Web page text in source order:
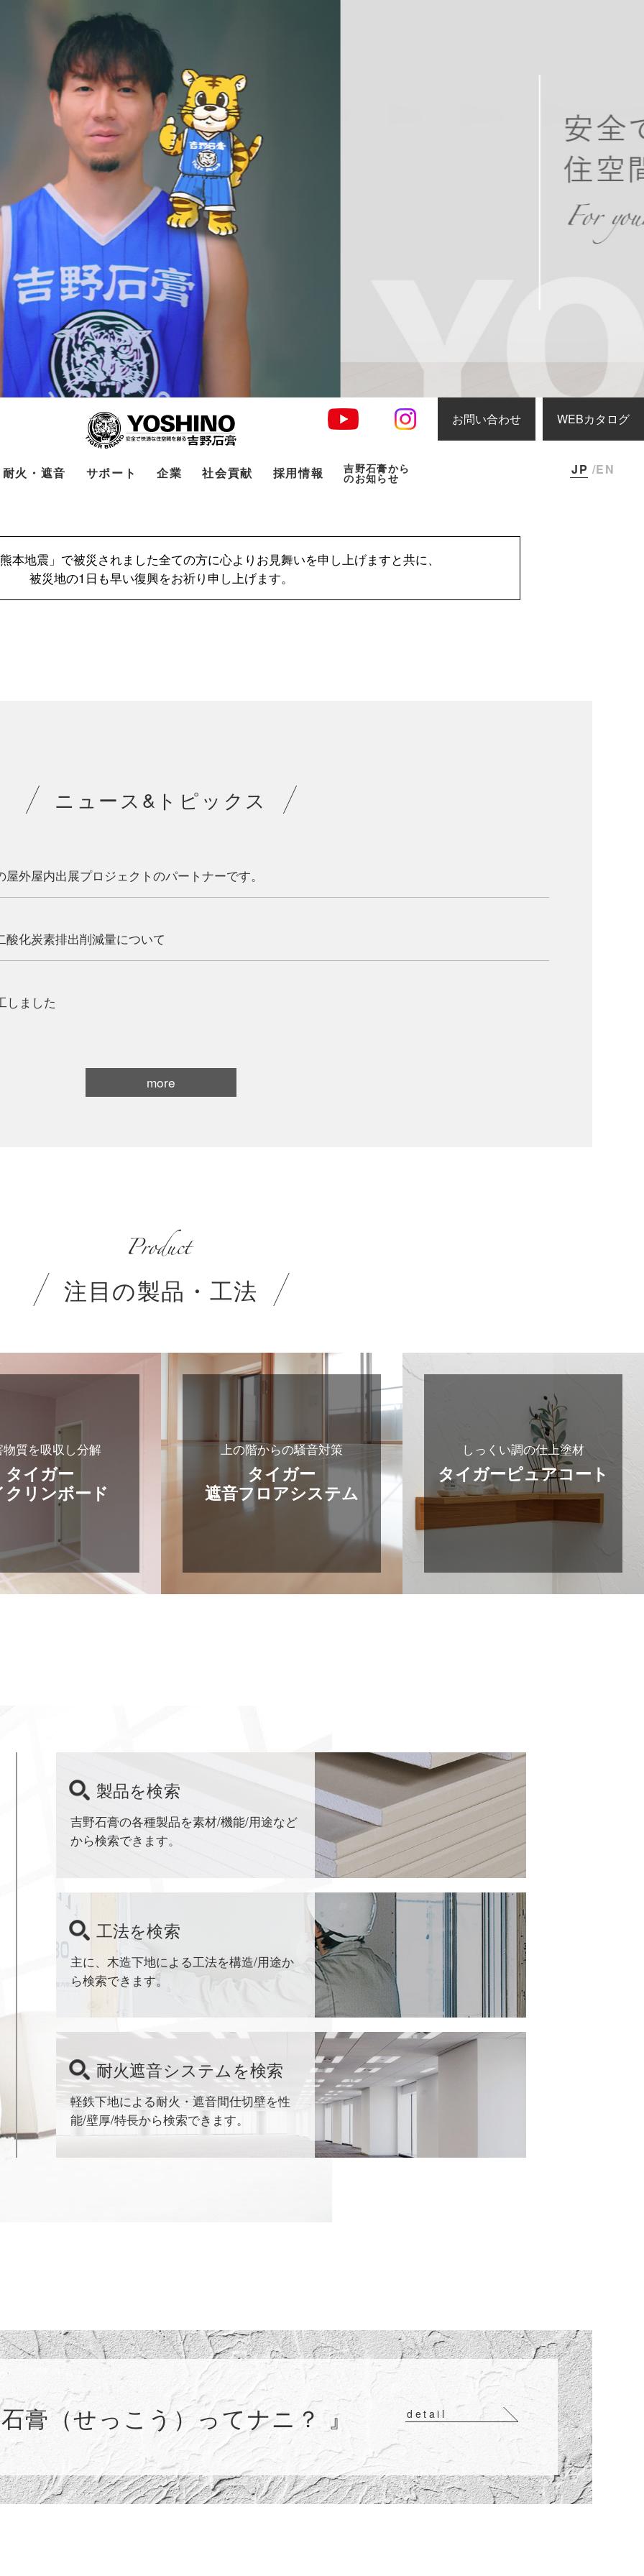
JP /EN
耐火・遮音 サポート 企業 社会貢献 採用情報 吉野石膏から
のお知らせ
お問い合わせ WEBカタログ
本地震」で被災されました全ての方に心よりお見舞いを申し上げますと共に、
被災地の1日も早い復興をお祈り申し上げます。
ニュース&トピックス
外屋内出展プロジェクトのパートナーです。
化炭素排出削減量について
しました
more
注目の製品・工法
タイガー
クリンボード
物質を吸収し分解
タイガー
遮音フロアシステム
上の階からの騒音対策
タイガーピュアコート
しっくい調の仕上塗材
製品を検索
吉野石膏の各種製品を素材/機能/用途など
から検索できます。
工法を検索
主に、木造下地による工法を構造/用途か
ら検索できます。
耐火遮音システムを検索
軽鉄下地による耐火・遮音間仕切壁を性
能/壁厚/特長から検索できます。
膏（せっこう）ってナニ？ 』 detail